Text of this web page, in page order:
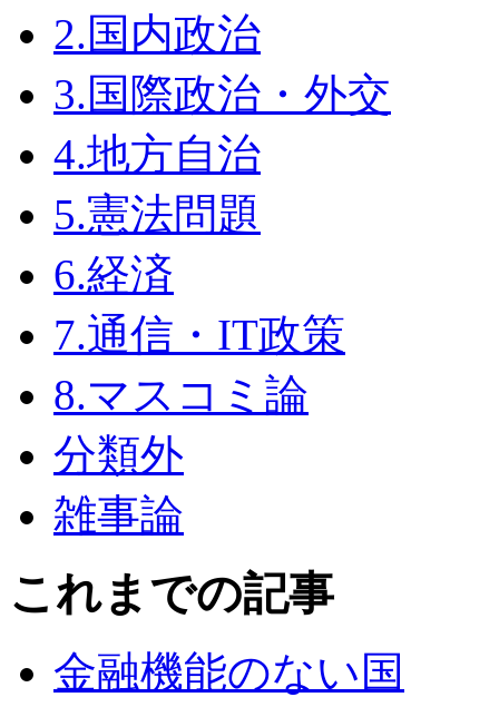
2.国内政治
3.国際政治・外交
4.地方自治
5.憲法問題
6.経済
7.通信・IT政策
8.マスコミ論
分類外
雑事論
これまでの記事
金融機能のない国